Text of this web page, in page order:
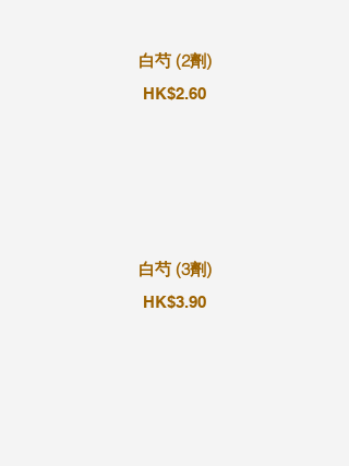
白芍 (2劑)
HK$2.60
白芍 (3劑)
HK$3.90